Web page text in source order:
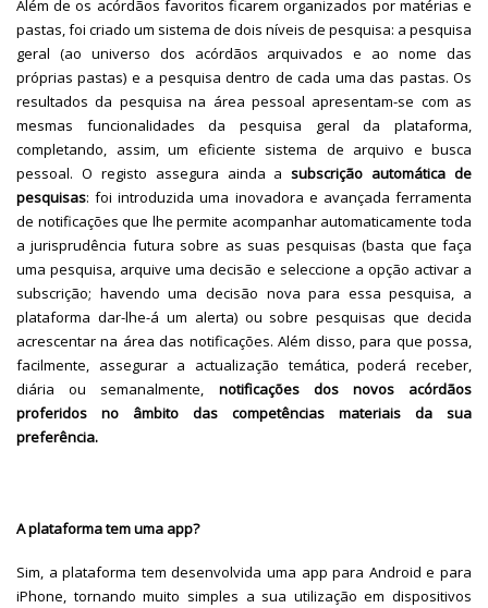
Além de os acórdãos favoritos ficarem organizados por matérias e
pastas, foi criado um sistema de dois níveis de pesquisa: a pesquisa
geral (ao universo dos acórdãos arquivados e ao nome das
próprias pastas) e a pesquisa dentro de cada uma das pastas. Os
resultados da pesquisa na área pessoal apresentam-se com as
mesmas funcionalidades da pesquisa geral da plataforma,
completando, assim, um eficiente sistema de arquivo e busca
pessoal. O registo assegura ainda asubscrição automática de
pesquisas: foi introduzida uma inovadora e avançada ferramenta
de notificações que lhe permite acompanhar automaticamente toda
a jurisprudência futura sobre as suas pesquisas (basta que faça
uma pesquisa, arquive uma decisão e seleccione a opção activar a
subscrição; havendo uma decisão nova para essa pesquisa, a
plataforma dar-lhe-á um alerta) ou sobre pesquisas que decida
acrescentar na área das notificações. Além disso, para que possa,
facilmente, assegurar a actualização temática, poderá receber,
diária ou semanalmente, notificações dos novos acórdãos
proferidos no âmbito das competências materiais da sua
preferência.
A plataforma tem uma app?
Sim, a plataforma tem desenvolvida uma app para Android e para
iPhone, tornando muito simples a sua utilização em dispositivos